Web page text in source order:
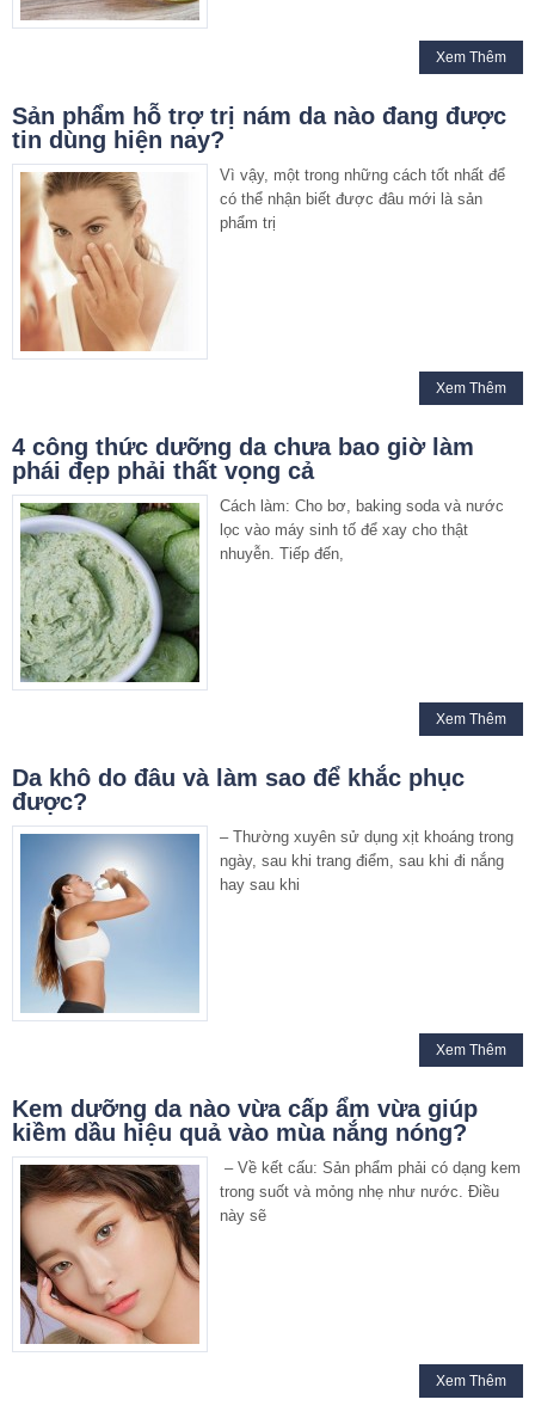
Xem Thêm
Sản phẩm hỗ trợ trị nám da nào đang được
tin dùng hiện nay?
Vì vậy, một trong những cách tốt nhất để
có thể nhận biết được đâu mới là sản
phẩm trị
Xem Thêm
4 công thức dưỡng da chưa bao giờ làm
phái đẹp phải thất vọng cả
Cách làm: Cho bơ, baking soda và nước
lọc vào máy sinh tố để xay cho thật
nhuyễn. Tiếp đến,
Xem Thêm
Da khô do đâu và làm sao để khắc phục
được?
– Thường xuyên sử dụng xịt khoáng trong
ngày, sau khi trang điểm, sau khi đi nắng
hay sau khi
Xem Thêm
Kem dưỡng da nào vừa cấp ẩm vừa giúp
kiềm dầu hiệu quả vào mùa nắng nóng?
– Về kết cấu: Sản phẩm phải có dạng kem
trong suốt và mỏng nhẹ như nước. Điều
này sẽ
Xem Thêm